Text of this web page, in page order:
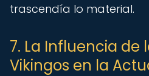
trascendía lo material.
7. La Influencia de
Vikingos en la